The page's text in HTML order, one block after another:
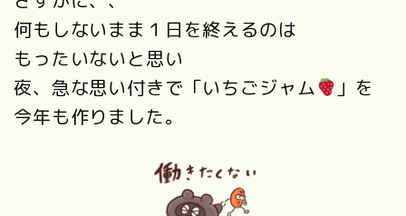
何もしないまま１日を終えるのは
もったいないと思い
夜、急な思い付きで「いちごジャム
」を
今年も作りました。